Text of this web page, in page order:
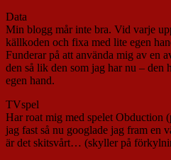
Data
Min blogg mår inte bra. Vid varje
källkoden och fixa med lite egen
Funderar på att använda mig av en
den så lik den som jag har nu –
egen hand.
TVspel
Har roat mig med spelet Obduction
jag fast så nu googlade jag fram en
är det skitsvårt… (skyller på